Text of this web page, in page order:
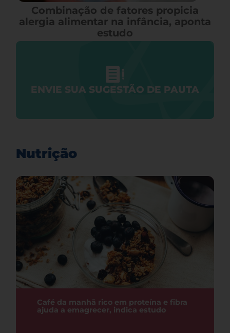
Combinação de fatores propicia
alergia alimentar na infância, aponta
estudo
ENVIE SUA SUGESTÃO DE PAUTA
Nutrição
Café da manhã rico em proteína e fibra
ajuda a emagrecer, indica estudo